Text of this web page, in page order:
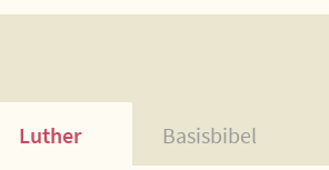
Luther Basisbibel